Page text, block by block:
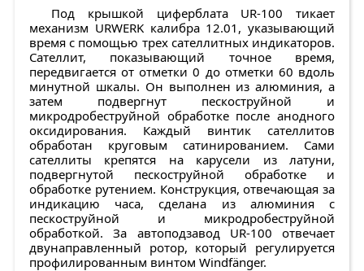
Под крышкой циферблата UR-100 тикает
механизм URWERK калибра 12.01, указывающий
время с помощью трех сателлитных индикаторов.
Сателлит, показывающий точное время,
передвигается от отметки 0 до отметки 60 вдоль
минутной шкалы. Он выполнен из алюминия, а
затем подвергнут пескоструйной и
микродробеструйной обработке после анодного
оксидирования. Каждый винтик сателлитов
обработан круговым сатинированием. Сами
сателлиты крепятся на карусели из латуни,
подвергнутой пескоструйной обработке и
обработке рутением. Конструкция, отвечающая за
индикацию часа, сделана из алюминия с
пескоструйной и микродробеструйной
обработкой. За автоподзавод UR-100 отвечает
двунаправленный ротор, который регулируется
профилированным винтом Windfänger.